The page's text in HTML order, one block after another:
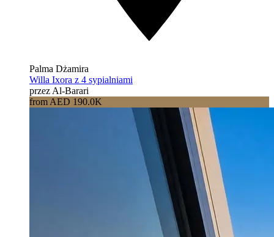
Palma Dżamira
Willa Ixora z 4 sypialniami
przez Al-Barari
from AED 190.0K